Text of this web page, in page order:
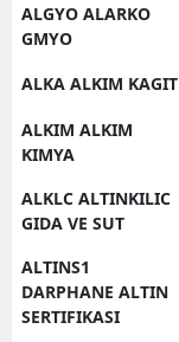
ALGYO ALARKO
GMYO
ALKA ALKIM KAGIT
ALKIM ALKIM
KIMYA
ALKLC ALTINKILIC
GIDA VE SUT
ALTINS1
DARPHANE ALTIN
SERTIFIKASI